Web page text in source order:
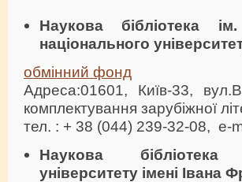
Наукова бібліотека
національного
обмінний фонд
Адреса:01601, Київ-33,
комплектування зарубіжної
тел. : + 38 (044) 239-32-08, е-
Наукова бібліотека
університету імені Івана